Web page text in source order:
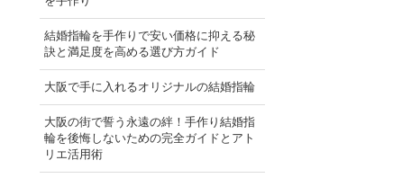
結婚指輪を手作りで安い価格に抑える秘
訣と満足度を高める選び方ガイド
大阪で手に入れるオリジナルの結婚指輪
大阪の街で誓う永遠の絆！手作り結婚指
輪を後悔しないための完全ガイドとアト
リエ活用術